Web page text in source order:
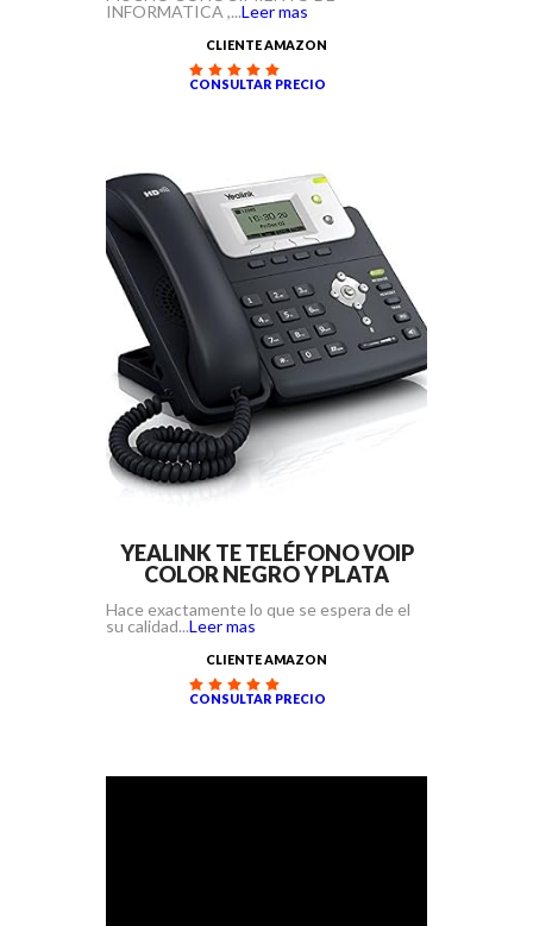
INFORMATICA ,...Leer mas
CLIENTE AMAZON
CONSULTAR PRECIO
YEALINK TE TELÉFONO VOIP
COLOR NEGRO Y PLATA
Hace exactamente lo que se espera de el
su calidad...Leer mas
CLIENTE AMAZON
CONSULTAR PRECIO